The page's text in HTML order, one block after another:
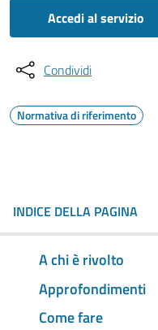
Accedi al servizio
Condividi
Normativa di riferimento
INDICE DELLA PAGINA
A chi è rivolto
Approfondimenti
Come fare